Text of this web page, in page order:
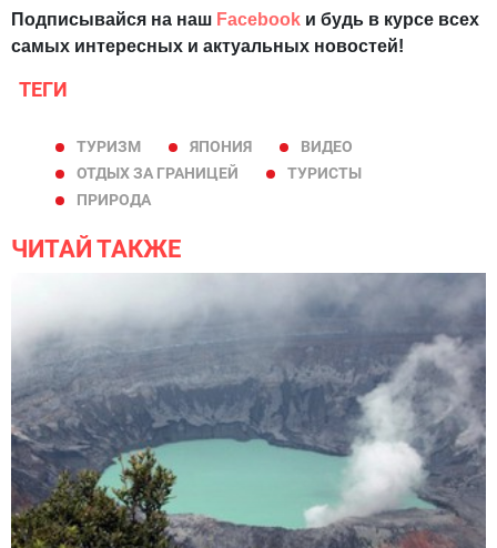
Подписывайся на наш Facebook и будь в курсе всех
самых интересных и актуальных новостей!
ТЕГИ
ТУРИЗМ ЯПОНИЯ
ВИДЕО
ОТДЫХ ЗА ГРАНИЦЕЙ
ТУРИСТЫ
ПРИРОДА
ЧИТАЙ ТАКЖЕ